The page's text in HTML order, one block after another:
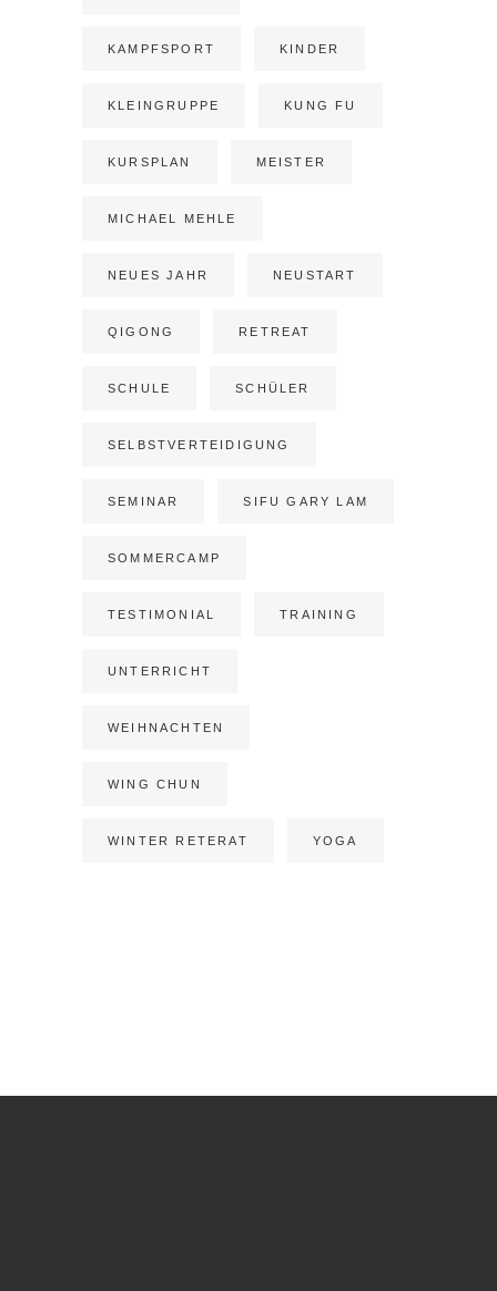
KAMPFSPORT KINDER
KLEINGRUPPE KUNG FU
KURSPLAN MEISTER
MICHAEL MEHLE
NEUES JAHR NEUSTART
QIGONG RETREAT
SCHULE SCHÜLER
SELBSTVERTEIDIGUNG
SEMINAR SIFU GARY LAM
SOMMERCAMP
TESTIMONIAL TRAINING
UNTERRICHT
WEIHNACHTEN
WING CHUN
WINTER RETERAT YOGA